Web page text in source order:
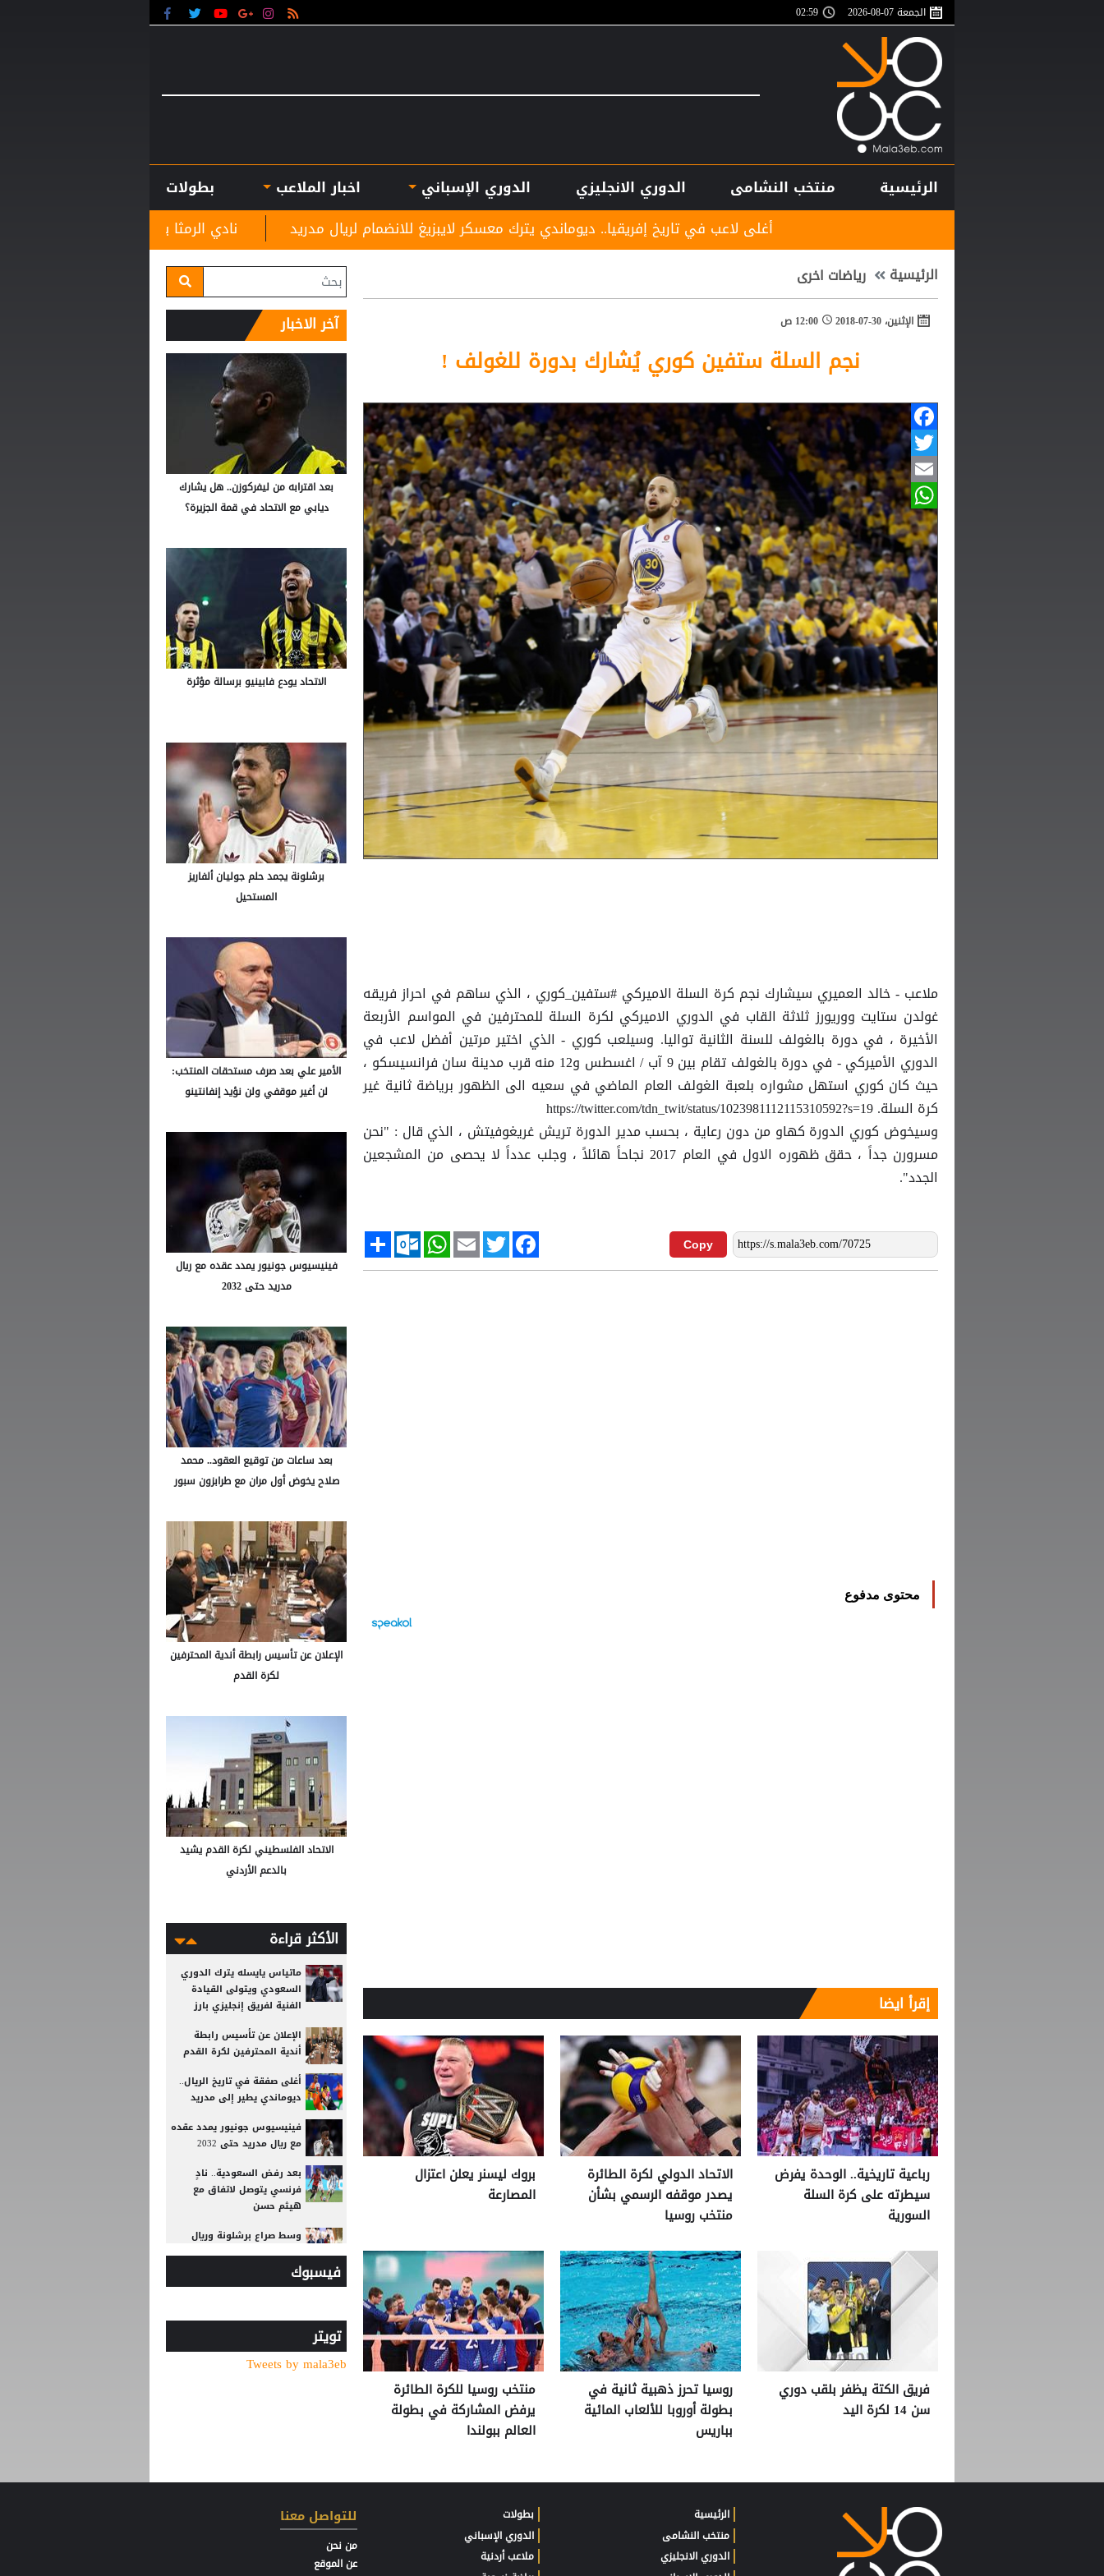
الجمعة 07-08-2026 02:59
الرئيسية منتخب النشامى الدوري الانجليزي الدوري الإسباني اخبار الملاعب
بطولات
نادي الرمثا يستقبل مدربه الجديد غاسانين استعدادًا
أغلى لاعب في تاريخ إفريقيا.. ديوماندي يترك معسكر لايبزيغ للانضمام لريال مدريد
الرئيسية رياضات اخرى
الإثنين، 30-07-2018 12:00 ص
نجم السلة ستفين كوري يُشارك بدورة للغولف !
Facebook
Twitter
Email
WhatsApp
ملاعب - خالد العميري سيشارك نجم كرة السلة الاميركي #ستفين_كوري ، الذي ساهم في احراز فريقه
غولدن ستايت ووريورز ثلاثة القاب في الدوري الاميركي لكرة السلة للمحترفين في المواسم الأربعة
الأخيرة ، في دورة بالغولف للسنة الثانية تواليا. وسيلعب كوري - الذي اختير مرتين أفضل لاعب في
الدوري الأميركي - في دورة بالغولف تقام بين 9 آب / اغسطس و12 منه قرب مدينة سان فرانسيسكو ،
حيث كان كوري استهل مشواره بلعبة الغولف العام الماضي في سعيه الى الظهور برياضة ثانية غير
كرة السلة. https://twitter.com/tdn_twit/status/1023981112115310592?s=19
وسيخوض كوري الدورة كهاو من دون رعاية ، بحسب مدير الدورة تريش غريغوفيتش ، الذي قال : "نحن
مسرورن جداً ، حقق ظهوره الاول في العام 2017 نجاحاً هائلاً ، وجلب عدداً لا يحصى من المشجعين
الجدد".
Copy
Facebook
Twitter
Email
WhatsApp
Outlook.com
Share
محتوى مدفوع
إقرأ ايضا
رباعية تاريخية.. الوحدة يفرض
سيطرته على كرة السلة
السورية
الاتحاد الدولي لكرة الطائرة
يصدر موقفه الرسمي بشأن
منتخب روسيا
بروك ليسنر يعلن اعتزال
المصارعة
فريق الكتة يظفر بلقب دوري
سن 14 لكرة اليد
روسيا تحرز ذهبية ثانية في
بطولة أوروبا للألعاب المائية
بباريس
منتخب روسيا للكرة الطائرة
يرفض المشاركة في بطولة
العالم ببولندا
آخر الاخبار
بعد اقترابه من ليفركوزن.. هل يشارك
ديابي مع الاتحاد في قمة الجزيرة؟
الاتحاد يودع فابينيو برسالة مؤثرة
برشلونة يجمد حلم جوليان ألفاريز
المستحيل
الأمير علي بعد صرف مستحقات المنتخب:
لن أغير موقفي ولن نؤيد إنفانتينو
فينيسيوس جونيور يمدد عقده مع ريال
مدريد حتى 2032
بعد ساعات من توقيع العقود.. محمد
صلاح يخوض أول مران مع طرابزون سبور
الإعلان عن تأسيس رابطة أندية المحترفين
لكرة القدم
الاتحاد الفلسطيني لكرة القدم يشيد
بالدعم الأردني
الأكثر قراءة
ماتياس يايسله يترك الدوري
السعودي ويتولى القيادة
الفنية لفريق إنجليزي بارز
الإعلان عن تأسيس رابطة
أندية المحترفين لكرة القدم
أغلى صفقة في تاريخ الريال..
ديوماندي يطير إلى مدريد
فينيسيوس جونيور يمدد عقده
مع ريال مدريد حتى 2032
بعد رفض السعودية.. نادٍ
فرنسي يتوصل لاتفاق مع
هيثم حسن
وسط صراع برشلونة وريال
قراره ويختار وجهته المقبلة
ألفاريز يطالب سيميوني
فيسبوك
تويتر
Tweets by mala3eb
الرئيسية
منتخب النشامى
الدوري الانجليزي
بطولات
الدوري الإسباني
ملاعب أردنية
للتواصل معنا
من نحن
عن الموقع